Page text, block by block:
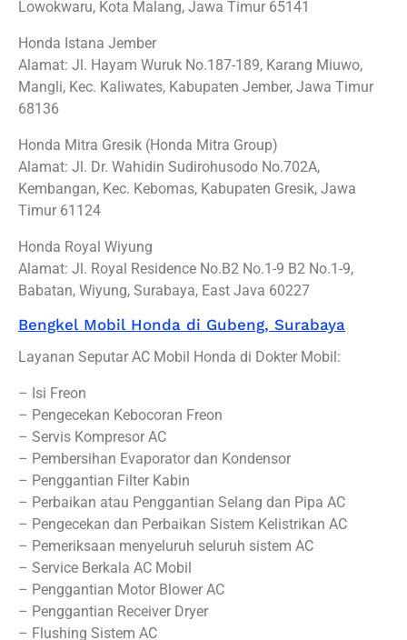
Lowokwaru, Kota Malang, Jawa Timur 65141
Honda Istana Jember
Alamat: Jl. Hayam Wuruk No.187-189, Karang Miuwo,
Mangli, Kec. Kaliwates, Kabupaten Jember, Jawa Timur
68136
Honda Mitra Gresik (Honda Mitra Group)
Alamat: Jl. Dr. Wahidin Sudirohusodo No.702A,
Kembangan, Kec. Kebomas, Kabupaten Gresik, Jawa
Timur 61124
Honda Royal Wiyung
Alamat: Jl. Royal Residence No.B2 No.1-9 B2 No.1-9,
Babatan, Wiyung, Surabaya, East Java 60227
Bengkel Mobil Honda di Gubeng, Surabaya
Layanan Seputar AC Mobil Honda di Dokter Mobil:
– Isi Freon
– Pengecekan Kebocoran Freon
– Servis Kompresor AC
– Pembersihan Evaporator dan Kondensor
– Penggantian Filter Kabin
– Perbaikan atau Penggantian Selang dan Pipa AC
– Pengecekan dan Perbaikan Sistem Kelistrikan AC
– Pemeriksaan menyeluruh seluruh sistem AC
– Service Berkala AC Mobil
– Penggantian Motor Blower AC
– Penggantian Receiver Dryer
– Flushing Sistem AC